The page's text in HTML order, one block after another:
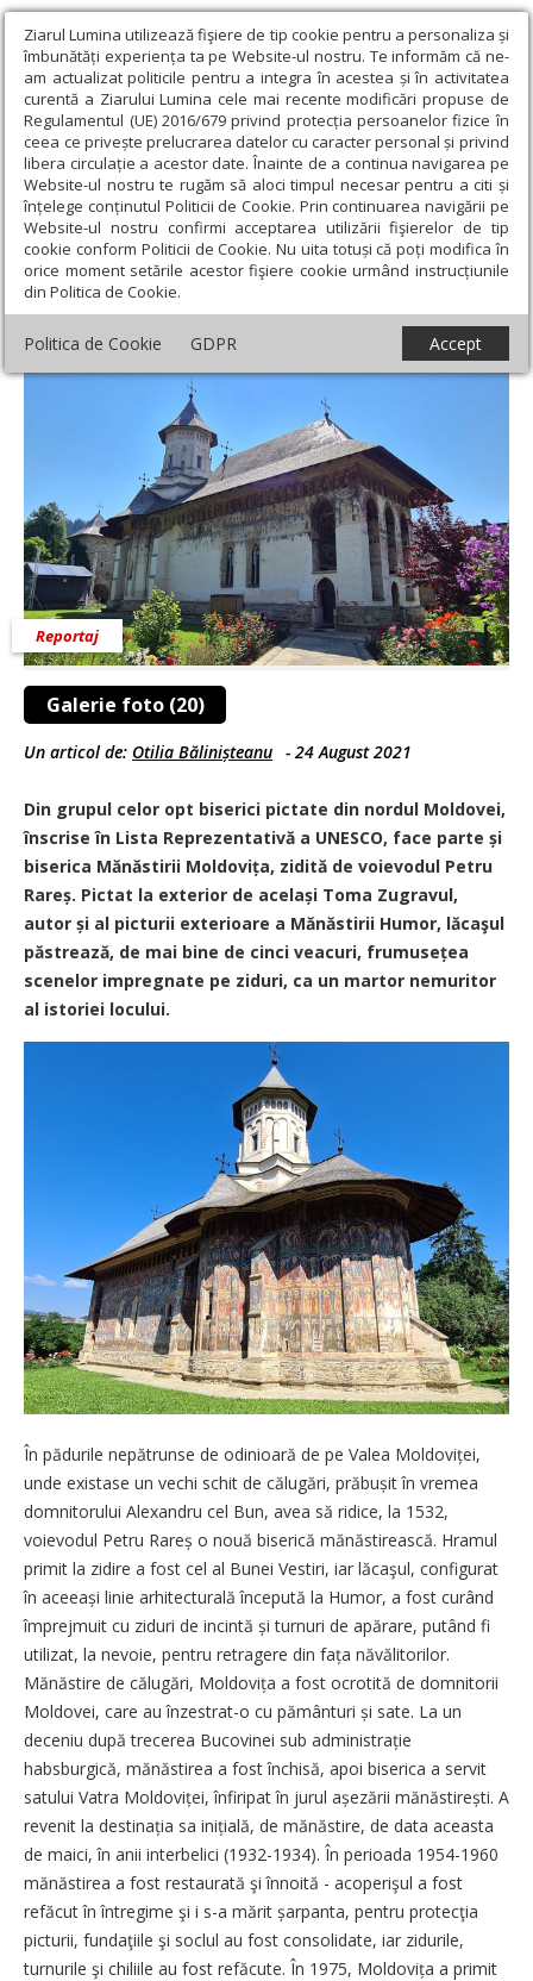
Ziarul Lumina utilizează fişiere de tip cookie pentru a personaliza și
îmbunătăți experiența ta pe Website-ul nostru. Te informăm că ne-
am actualizat politicile pentru a integra în acestea și în activitatea
curentă a Ziarului Lumina cele mai recente modificări propuse de
Regulamentul (UE) 2016/679 privind protecția persoanelor fizice în
ceea ce privește prelucrarea datelor cu caracter personal și privind
libera circulație a acestor date. Înainte de a continua navigarea pe
Website-ul nostru te rugăm să aloci timpul necesar pentru a citi și
înțelege conținutul Politicii de Cookie. Prin continuarea navigării pe
Website-ul nostru confirmi acceptarea utilizării fişierelor de tip
cookie conform Politicii de Cookie. Nu uita totuși că poți modifica în
orice moment setările acestor fişiere cookie urmând instrucțiunile
din Politica de Cookie.
Politica de Cookie GDPR Accept
Ziarul Lumina › Societate › Reportaj › Zidurile Moldoviței, o
frescă în tușe de lumină
Zidurile Moldoviței, o frescă în tușe de
lumină
Galerie foto (20)
Reportaj
Un articol de: Otilia Bălinișteanu - 24 August 2021
Din grupul celor opt biserici pictate din nordul Moldovei,
înscrise în Lista Reprezentativă a UNESCO, face parte și
biserica Mănăstirii Moldovița, zidită de voievodul Petru
Rareș. Pictat la exterior de același Toma Zugravul,
autor și al picturii exterioare a Mănăstirii Humor, lăcaşul
păstrează, de mai bine de cinci veacuri, frumusețea
scenelor impregnate pe ziduri, ca un martor nemuritor
al istoriei locului.
În pădurile nepătrunse de odinioară de pe Valea Moldoviței,
unde existase un vechi schit de călugări, prăbușit în vremea
domnitorului Alexandru cel Bun, avea să ridice, la 1532,
voievodul Petru Rareș o nouă biserică mănăstirească. Hramul
primit la zidire a fost cel al Bunei Vestiri, iar lăcaşul, configurat
în aceeași linie arhitecturală începută la Humor, a fost curând
împrejmuit cu ziduri de incintă și turnuri de apărare, putând fi
utilizat, la nevoie, pentru retragere din fața năvălitorilor.
Mănăstire de călugări, Moldovița a fost ocrotită de domnitorii
Moldovei, care au înzestrat-o cu pământuri și sate. La un
deceniu după trecerea Bucovinei sub administrație
habsburgică, mănăstirea a fost închisă, apoi biserica a servit
satului Vatra Moldoviței, înfiripat în jurul așezării mănăsti­rești. A
revenit la destinația sa inițială, de mănăstire, de data aceasta
de maici, în anii interbelici (1932-1934). În perioada 1954-1960
mănăstirea a fost restaurată şi înnoită - acoperişul a fost
refăcut în întregime şi i s-a mărit șarpanta, pentru protecţia
picturii, fundaţiile şi soclul au fost consolidate, iar zidurile,
turnurile şi chiliile au fost refăcute. În 1975, Moldovița a primit